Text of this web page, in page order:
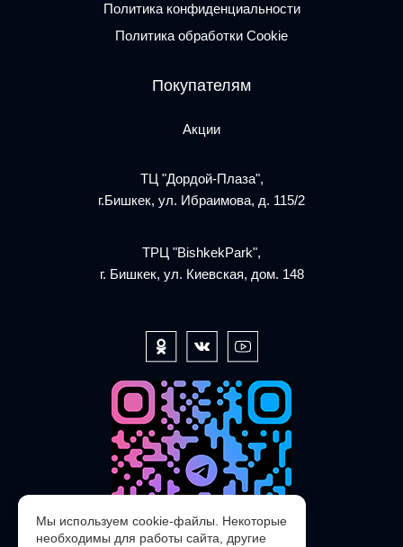
Политика конфиденциальности
Политика обработки Cookie
Покупателям
Акции
ТЦ "Дордой-Плаза",
г.Бишкек, ул. Ибраимова, д. 115/2
ТРЦ "BishkekPark",
г. Бишкек, ул. Киевская, дом. 148
Мы используем cookie-файлы. Некоторые
необходимы для работы сайта, другие